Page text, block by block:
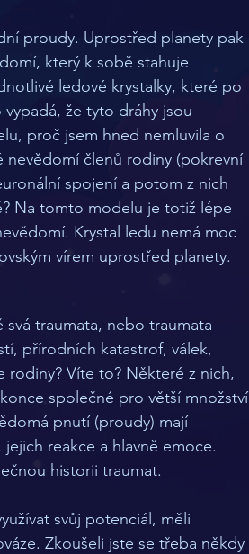
proudy. Uprostřed planety pak
který k sobě stahuje
ledové krystalky, které po
že tyto dráhy jsou
proč jsem hned nemluvila o
členů rodiny (pokrevní
spojení a potom z nich
Na tomto modelu je totiž lépe
Krystal ledu nemá moc
vírem uprostřed planety.
traumata, nebo traumata
přírodních katastrof, válek,
rodiny? Víte to? Některé z nich,
společné pro větší množství
pnutí (proudy) mají
reakce a hlavně emoce.
historii traumat.
svůj potenciál, měli
Zkoušeli jste se třeba někdy